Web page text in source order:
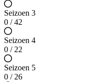
Seizoen 3
0 / 42
Seizoen 4
0 / 22
Seizoen 5
0 / 26